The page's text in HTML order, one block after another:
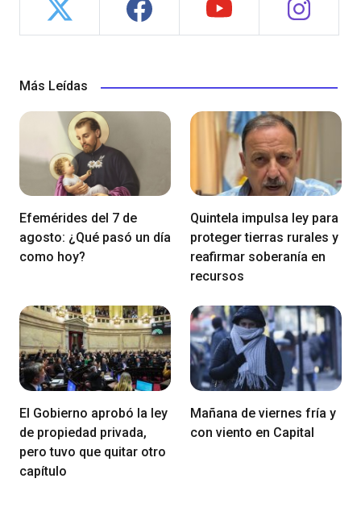
Más Leídas
Efemérides del 7 de
agosto: ¿Qué pasó un día
como hoy?
Quintela impulsa ley para
proteger tierras rurales y
reafirmar soberanía en
recursos
El Gobierno aprobó la ley
de propiedad privada,
pero tuvo que quitar otro
capítulo
Mañana de viernes fría y
con viento en Capital